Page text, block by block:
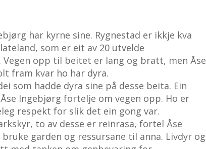
har kyrne sine. Rygnestad er ikkje kva
som er eit av 20 utvelde
Vegen opp til beitet er lang og bratt, men Åse
fram kvar ho har dyra.
som hadde dyra sine på desse beita. Ein
Ingebjørg fortelje om vegen opp. Ho er
respekt for slik det ein gong var.
to av desse er reinrasa, fortel Åse
garden og ressursane til anna. Livdyr og